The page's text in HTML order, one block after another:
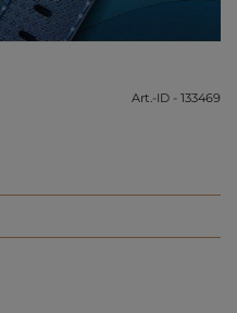
Art.-ID - 133469